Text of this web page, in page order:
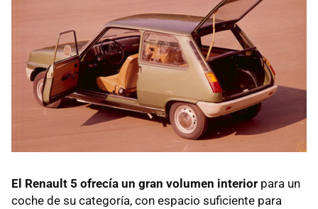
El Renault 5 ofrecía un gran volumen interior para un
coche de su categoría, con espacio suficiente para